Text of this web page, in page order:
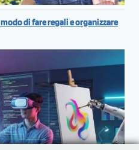
di fare regali e organizzare